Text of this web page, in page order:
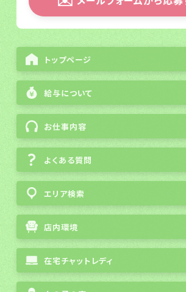
トップページ
給与について
お仕事内容
よくある質問
エリア検索
店内環境
在宅チャットレディ